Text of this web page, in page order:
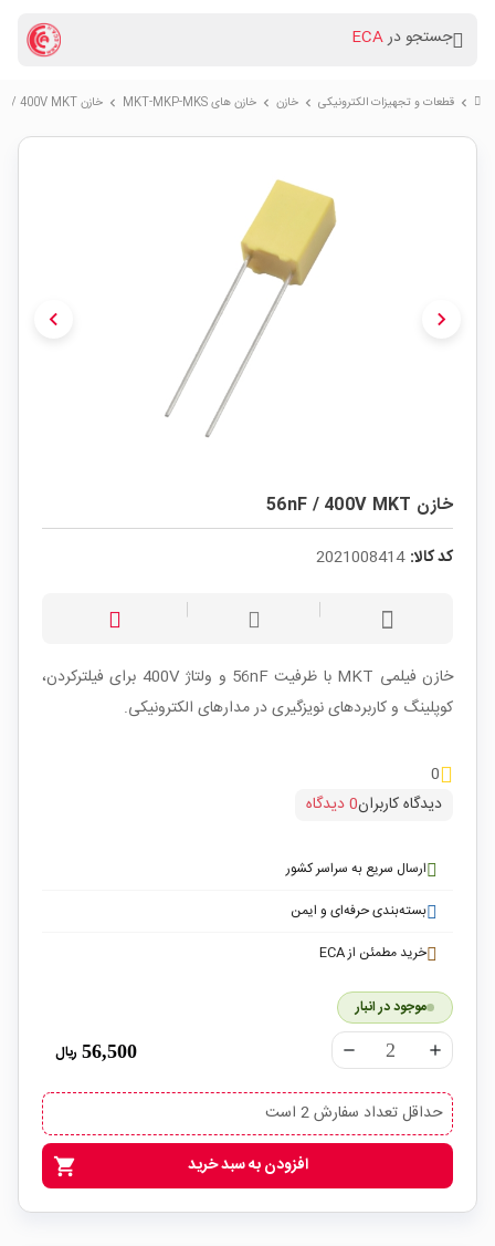
جستجو درECA
chevron_right قطعات و تجهیزات الکترونیکی chevron_right خازن chevron_right خازن های MKT-MKP-MKS chevron_right خازن 56nF / 400V MKT
chevron_left chevron_right
خازن 56nF / 400V MKT
کد کالا: 2021008414
خازن فیلمی MKT با ظرفیت 56nF و ولتاژ 400V برای فیلترکردن،
کوپلینگ و کاربردهای نویزگیری در مدارهای الکترونیکی.
0
دیدگاه کاربران0 دیدگاه
ارسال سریع به سراسر کشور
بسته‌بندی حرفه‌ای و ایمن
خرید مطمئن از ECA
موجود در انبار
remove add
56,500 ریال
حداقل تعداد سفارش 2 است
shopping_cart افزودن به سبد خرید